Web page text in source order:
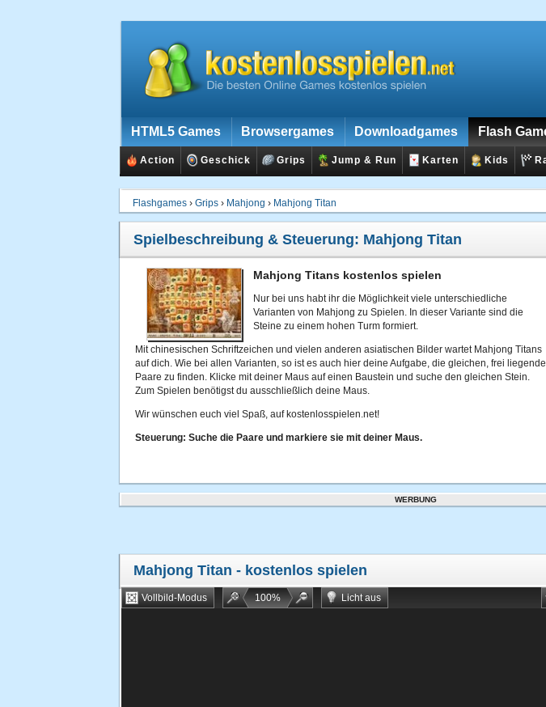
HTML5 Games Browsergames Downloadgames Flash
Action Geschick Grips Jump & Run Karten Kids
Flashgames › Grips › Mahjong › Mahjong Titan
Spielbeschreibung & Steuerung: Mahjong Titan
Mahjong Titans kostenlos spielen
Nur bei uns habt ihr die Möglichkeit viele unterschiedliche
Varianten von Mahjong zu Spielen. In dieser Variante sind die
Steine zu einem hohen Turm formiert.
Mit chinesischen Schriftzeichen und vielen anderen asiatischen Bilder wartet Mahjong Titans
auf dich. Wie bei allen Varianten, so ist es auch hier deine Aufgabe, die gleichen, frei liegende
Paare zu finden. Klicke mit deiner Maus auf einen Baustein und suche den gleichen Stein.
Zum Spielen benötigst du ausschließlich deine Maus.
Wir wünschen euch viel Spaß, auf kostenlosspielen.net!
Steuerung: Suche die Paare und markiere sie mit deiner Maus.
WERBUNG
Mahjong Titan - kostenlos spielen
Vollbild-Modus 100% Licht aus